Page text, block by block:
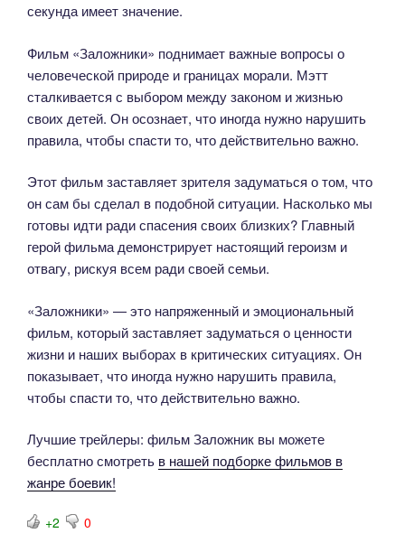
секунда имеет значение.
Фильм «Заложники» поднимает важные вопросы о
человеческой природе и границах морали. Мэтт
сталкивается с выбором между законом и жизнью
своих детей. Он осознает, что иногда нужно нарушить
правила, чтобы спасти то, что действительно важно.
Этот фильм заставляет зрителя задуматься о том, что
он сам бы сделал в подобной ситуации. Насколько мы
готовы идти ради спасения своих близких? Главный
герой фильма демонстрирует настоящий героизм и
отвагу, рискуя всем ради своей семьи.
«Заложники» — это напряженный и эмоциональный
фильм, который заставляет задуматься о ценности
жизни и наших выборах в критических ситуациях. Он
показывает, что иногда нужно нарушить правила,
чтобы спасти то, что действительно важно.
Лучшие трейлеры: фильм Заложник вы можете
бесплатно смотреть в нашей подборке фильмов в
жанре боевик!
+2 0